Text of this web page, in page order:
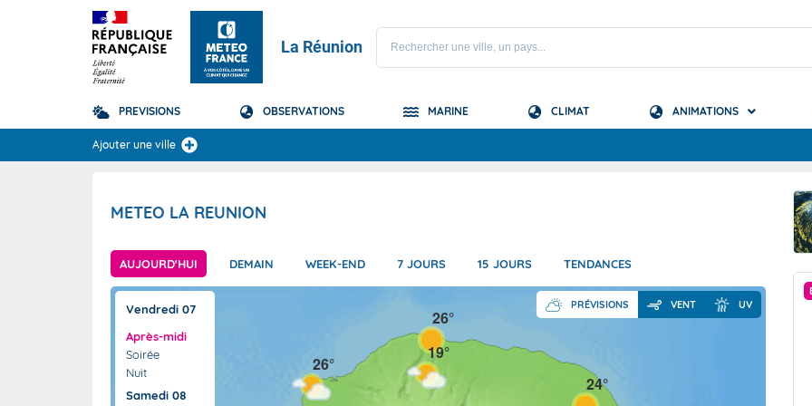
La Réunion
Prévisions
PREVISIONS OBSERVATIONS MARINE CLIMAT ANIMATIONS
La Réunion
Ajouter une ville
METEO LA REUNION
AUJOURD'HUI DEMAIN WEEK-END 7 JOURS 15 JOURS TENDANCES
PRÉVISIONS VENT UV
19°
26°
24°
26°
+
−
Vendredi 07
Après-midi
Soirée
Nuit
Samedi 08
PRÉVISION SAISONNIÈRE